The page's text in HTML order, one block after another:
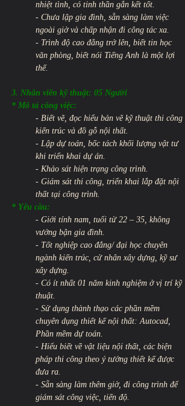
nhiệt tình, có tinh thần gắn kết tốt.
- Chưa lập gia đình, sẵn sàng làm việc
ngoài giờ và chấp nhận đi công tác xa.
- Trình độ cao đẳng trở lên, biết tin học
văn phòng, biết nói Tiếng Anh là một lợi
thế.
3. Nhân viên kỹ thuật: 05 Người
* Mô tả công việc:
- Biết vẽ, đọc hiểu bản vẽ kỹ thuật thi công
kiến trúc và đồ gỗ nội thất.
- Lập dự toán, bốc tách khối lượng vật tư
khi triển khai dự án.
- Khảo sát hiện trạng công trình.
- Giám sát thi công, triển khai lắp đặt nội
thất tại công trình.
* Yêu cầu:
- Giới tính nam, tuổi từ 22 – 35, không
vướng bận gia đình.
- Tốt nghiệp cao đẳng/ đại học chuyên
ngành kiến trúc, cử nhân xây dựng, kỹ sư
xây dựng.
- Có ít nhất 01 năm kinh nghiệm ở vị trí kỹ
thuật.
- Sử dụng thành thạo các phần mềm
chuyên dụng thiết kế nội thất: Autocad,
Phần mềm dự toán.
- Hiểu biết về vật liệu nội thất, các biện
pháp thi công theo ý tưởng thiết kế được
đưa ra.
- Sẵn sàng làm thêm giờ, đi công trình để
giám sát công việc, tiến độ.